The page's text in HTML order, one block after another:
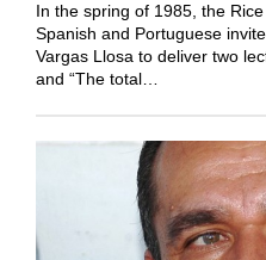
In the spring of 1985, the
Spanish and Portuguese
Vargas Llosa to deliver two
and “The total…